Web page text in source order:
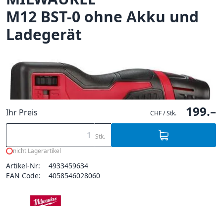
M12 BST-0 ohne Akku und
Ladegerät
Ihr Preis CHF / Stk. 199.–
Stk.
nicht Lagerartikel
Artikel-Nr:
4933459634
EAN Code:
4058546028060